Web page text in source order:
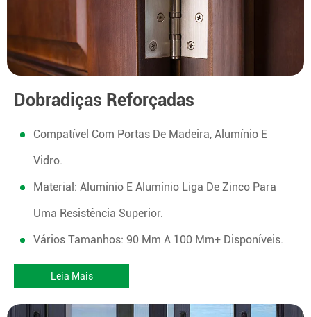
Dobradiças Reforçadas
Compatível Com Portas De Madeira, Alumínio E
Vidro.
Material: Alumínio E Alumínio Liga De Zinco Para
Uma Resistência Superior.
Vários Tamanhos: 90 Mm A 100 Mm+ Disponíveis.
Leia Mais